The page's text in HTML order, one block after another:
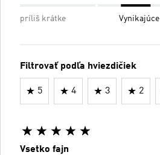
príliš krátke Vynikajúce
Filtrovať podľa hviezdičiek
5 4 3 2
Vsetko fajn